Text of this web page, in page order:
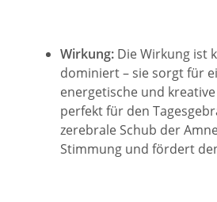
Wirkung: Die Wirkung ist
dominiert – sie sorgt für
energetische und
perfekt für den
zerebrale Schub der
Stimmung und fördert